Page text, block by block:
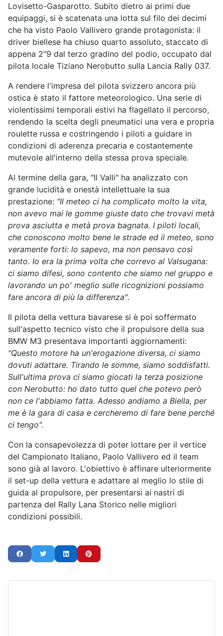
Lovisetto-Gasparotto. Subito dietro ai primi due
equipaggi, si è scatenata una lotta sul filo dei decimi
che ha visto Paolo Vallivero grande protagonista: il
driver biellese ha chiuso quarto assoluto, staccato di
appena 2"9 dal terzo gradino del podio, occupato dal
pilota locale Tiziano Nerobutto sulla Lancia Rally 037.
A rendere l'impresa del pilota svizzero ancora più
ostica è stato il fattore meteorologico. Una serie di
violentissimi temporali estivi ha flagellato il percorso,
rendendo la scelta degli pneumatici una vera e propria
roulette russa e costringendo i piloti a guidare in
condizioni di aderenza precaria e costantemente
mutevole all'interno della stessa prova speciale.
Al termine della gara, "Il Valli" ha analizzato con
grande lucidità e onestà intellettuale la sua
prestazione: "Il meteo ci ha complicato molto la vita,
non avevo mai le gomme giuste dato che trovavi metà
prova asciutta e metà prova bagnata. I piloti locali,
che conoscono molto bene le strade ed il meteo, sono
veramente forti: lo sapevo, ma non pensavo così
tanto. Io era la prima volta che correvo al Valsugana:
ci siamo difesi, sono contento che siamo nel gruppo e
lavorando un po' meglio sulle ricognizioni possiamo
fare ancora di più la differenza".
Il pilota della vettura bavarese si è poi soffermato
sull'aspetto tecnico visto che il propulsore della sua
BMW M3 presentava importanti aggiornamenti:
"Questo motore ha un'erogazione diversa, ci siamo
dovuti adattare. Tirando le somme, siamo soddisfatti.
Sull'ultima prova ci siamo giocati la terza posizione
con Nerobutto: ho dato tutto quel che potevo però
non ce l'abbiamo fatta. Adesso andiamo a Biella, per
me è la gara di casa e cercheremo di fare bene perché
ci tengo".
Con la consapevolezza di poter lottare per il vertice
del Campionato Italiano, Paolo Vallivero ed il team
sono già al lavoro. L'obiettivo è affinare ulteriormente
il set-up della vettura e adattare al meglio lo stile di
guida al propulsore, per presentarsi ai nastri di
partenza del Rally Lana Storico nelle migliori
condizioni possibili.